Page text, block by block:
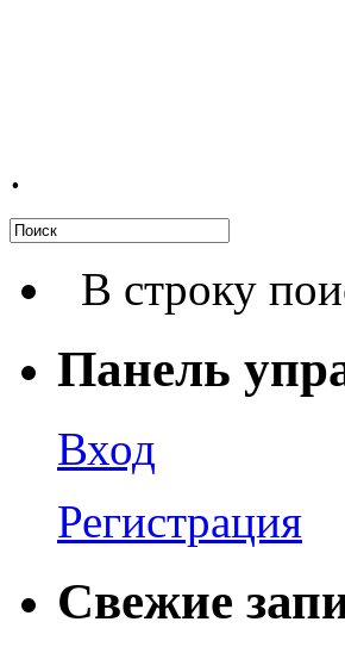
.
В строку
Панель
Вход
Регистрация
Свежие